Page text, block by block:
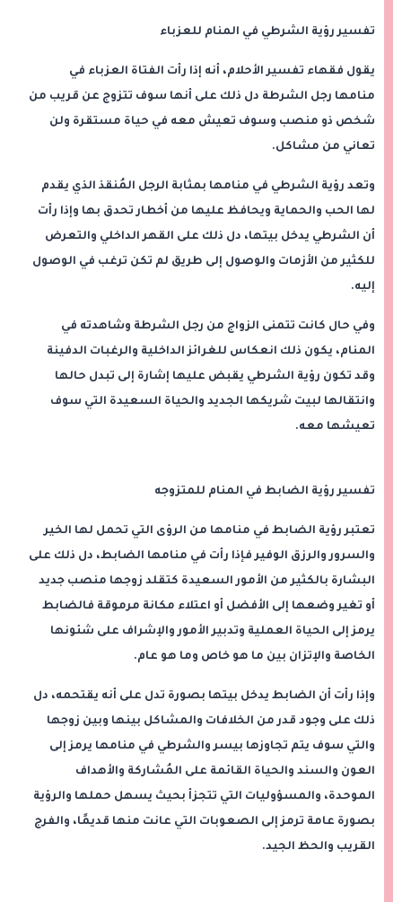
تفسير رؤية الشرطي في المنام للعزباء
يقول فقهاء تفسير الأحلام، أنه إذا رأت الفتاة العزباء في
منامها رجل الشرطة دل ذلك على أنها سوف تتزوج عن قريب من
شخص ذو منصب وسوف تعيش معه في حياة مستقرة ولن
تعاني من مشاكل.
وتعد رؤية الشرطي في منامها بمثابة الرجل المُنقذ الذي يقدم
لها الحب والحماية ويحافظ عليها من أخطار تحدق بها وإذا رأت
أن الشرطي يدخل بيتها، دل ذلك على القهر الداخلي والتعرض
للكثير من الأزمات والوصول إلى طريق لم تكن ترغب في الوصول
إليه.
وفي حال كانت تتمنى الزواج من رجل الشرطة وشاهدته في
المنام، يكون ذلك انعكاس للغرائز الداخلية والرغبات الدفينة
وقد تكون رؤية الشرطي يقبض عليها إشارة إلى تبدل حالها
وانتقالها لبيت شريكها الجديد والحياة السعيدة التي سوف
تعيشها معه.
تفسير رؤية الضابط في المنام للمتزوجه
تعتبر رؤية الضابط في منامها من الرؤى التي تحمل لها الخير
والسرور والرزق الوفير فإذا رأت في منامها الضابط، دل ذلك على
البشارة بالكثير من الأمور السعيدة كتقلد زوجها منصب جديد
أو تغير وضعها إلى الأفضل أو اعتلاء مكانة مرموقة فالضابط
يرمز إلى الحياة العملية وتدبير الأمور والإشراف على شئونها
الخاصة والإتزان بين ما هو خاص وما هو عام.
وإذا رأت أن الضابط يدخل بيتها بصورة تدل على أنه يقتحمه، دل
ذلك على وجود قدر من الخلافات والمشاكل بينها وبين زوجها
والتي سوف يتم تجاوزها بيسر والشرطي في منامها يرمز إلى
العون والسند والحياة القائمة على المُشاركة والأهداف
الموحدة، والمسؤوليات التي تتجزأ بحيث يسهل حملها والرؤية
بصورة عامة ترمز إلى الصعوبات التي عانت منها قديمًا، والفرج
القريب والحظ الجيد.